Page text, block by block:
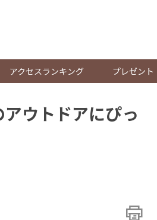
アクセスランキング プレゼント
ウトドアにぴっ